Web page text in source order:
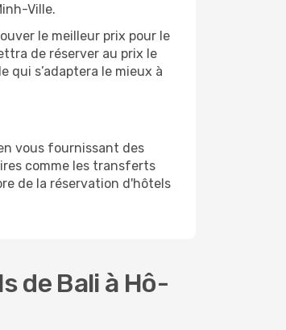
Ville.
le meilleur prix pour le
de réserver au prix le
qui s’adaptera le mieux à
vous fournissant des
comme les transferts
de la réservation d'hôtels
de Bali à Hô-